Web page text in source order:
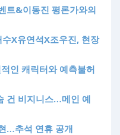
트&이동진 평론가와의
수X유연석X조우진, 현장
인 캐릭터와 예측불허
건 비지니스…메인 예
…추석 연휴 공개